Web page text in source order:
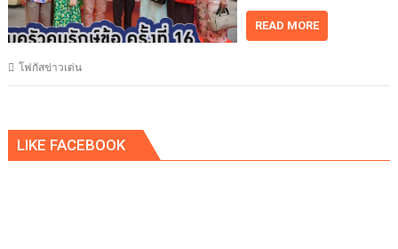
READ MORE
โฟกัสข่าวเด่น
LIKE FACEBOOK